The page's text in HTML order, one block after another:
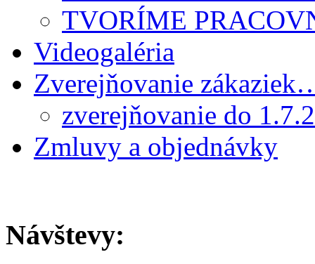
TVORÍME
Videogaléria
Zverejňovanie
zverejňovanie do
Zmluvy a objednávky
Návštevy: